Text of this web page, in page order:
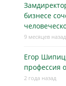
бизнесe
9 месяцев назад
Егор
профессия
2 года назад